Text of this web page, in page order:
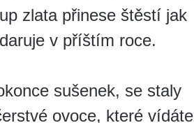
zlata přinese štěstí jak
v příštím roce.
sušenek, se staly
ovoce, které vídáte